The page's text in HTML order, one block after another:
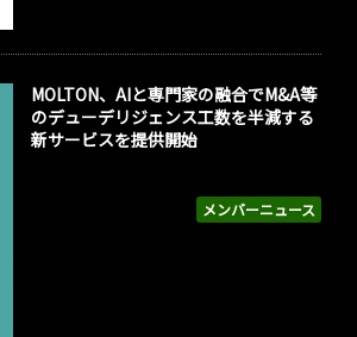
メンバーニュース
MOLTON、AIと専門家の融合でM&A等
のデューデリジェンス工数を半減する
新サービスを提供開始